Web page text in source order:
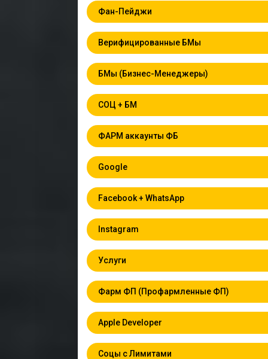
Фан-Пейджи
Верифицированные БМы
БМы (Бизнес-Менеджеры)
СОЦ + БМ
ФАРМ аккаунты ФБ
Google
Facebook + WhatsApp
Instagram
Услуги
Фарм ФП (Профармленные ФП)
Apple Developer
Соцы с Лимитами